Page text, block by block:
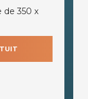
de 350 x